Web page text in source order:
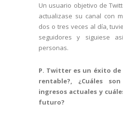
Un usuario objetivo de
actualizase su canal con
dos o tres veces al día,
seguidores y siguiese
personas.
P. Twitter es un éxito de
rentable?, ¿Cuáles
ingresos actuales y
futuro?